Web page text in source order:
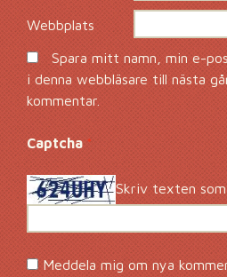
Webbplats
Spara mitt namn, min e-
i denna webbläsare till nästa
kommentar.
Captcha*
Skriv texten
Meddela mig om nya